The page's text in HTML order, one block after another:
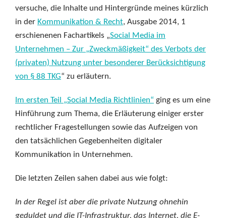
versuche, die Inhalte und Hintergründe meines kürzlich
in der Kommunikation & Recht, Ausgabe 2014, 1
erschienenen Fachartikels „Social Media im
Unternehmen – Zur „Zweckmäßigkeit“ des Verbots der
(privaten) Nutzung unter besonderer Berücksichtigung
von § 88 TKG“ zu erläutern.
Im ersten Teil „Social Media Richtlinien“ ging es um eine
Hinführung zum Thema, die Erläuterung einiger erster
rechtlicher Fragestellungen sowie das Aufzeigen von
den tatsächlichen Gegebenheiten digitaler
Kommunikation in Unternehmen.
Die letzten Zeilen sahen dabei aus wie folgt:
In der Regel ist aber die private Nutzung ohnehin
geduldet und die IT-Infrastruktur, das Internet, die E-